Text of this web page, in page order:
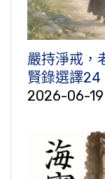
嚴持淨戒，
賢錄選譯24
2026-06-19